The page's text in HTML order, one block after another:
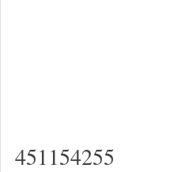
451154255